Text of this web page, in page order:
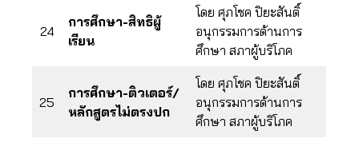
24
การศึกษา-สิทธิผู้
เรียน
โดย ศุภโชค ปิยะสันติ์
อนุกรรมการด้านการ
ศึกษา สภาผู้บริโภค
25
การศึกษา-ติวเตอร์/
หลักสูตรไม่ตรงปก
โดย ศุภโชค ปิยะสันติ์
อนุกรรมการด้านการ
ศึกษา สภาผู้บริโภค